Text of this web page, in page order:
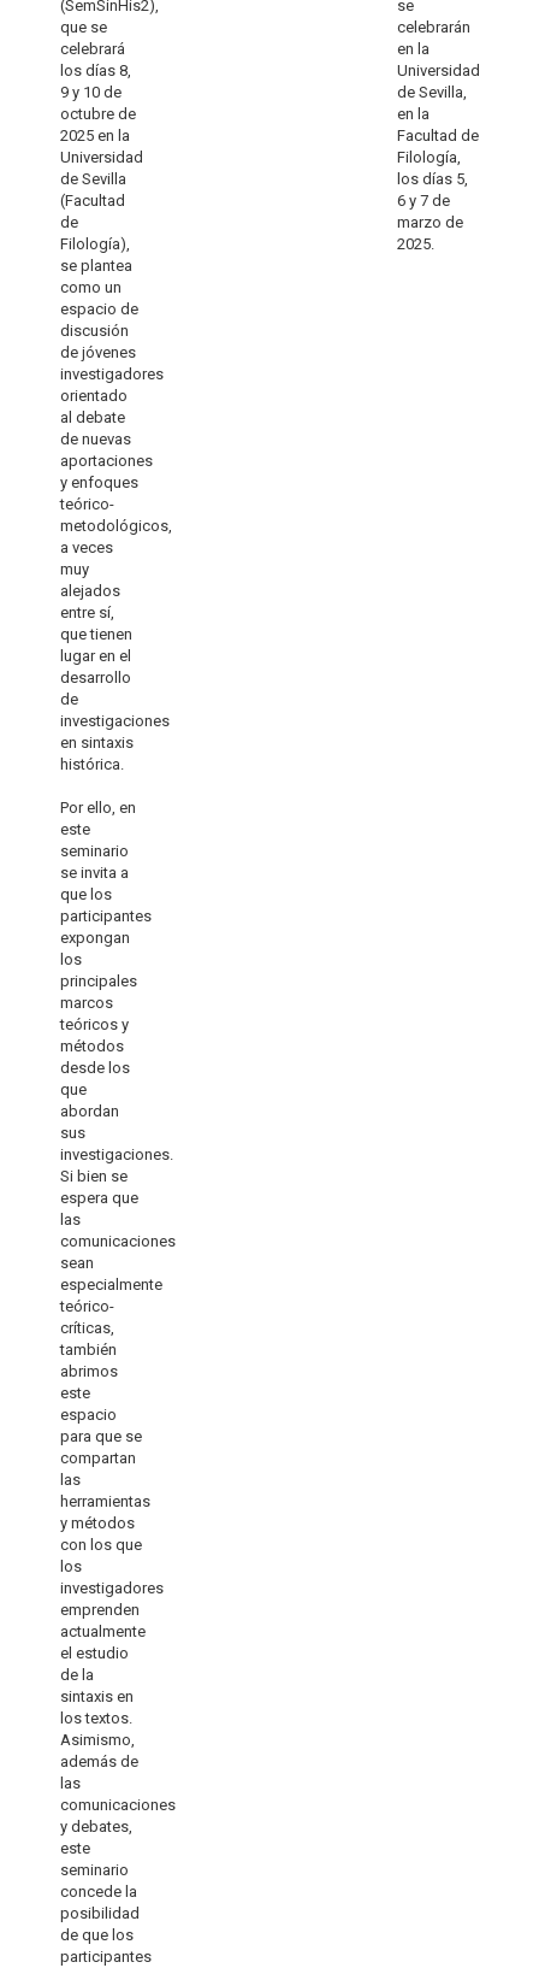
(SemSinHis2),
que se
celebrará
los días 8,
9 y 10 de
octubre de
2025 en la
Universidad
de Sevilla
(Facultad
de
Filología),
se plantea
como un
espacio de
discusión
de jóvenes
investigadores
orientado
al debate
de nuevas
aportaciones
y enfoques
teórico-
metodológicos,
a veces
muy
alejados
entre sí,
que tienen
lugar en el
desarrollo
de
investigaciones
en sintaxis
histórica.
Por ello, en
este
seminario
se invita a
que los
participantes
expongan
los
principales
marcos
teóricos y
métodos
desde los
que
abordan
sus
investigaciones.
Si bien se
espera que
las
comunicaciones
sean
especialmente
teórico-
críticas,
también
abrimos
este
espacio
para que se
compartan
las
herramientas
y métodos
con los que
los
investigadores
emprenden
actualmente
el estudio
de la
sintaxis en
los textos.
Asimismo,
además de
las
comunicaciones
y debates,
este
seminario
concede la
posibilidad
de que los
participantes
se
celebrarán
en la
Universidad
de Sevilla,
en la
Facultad de
Filología,
los días 5,
6 y 7 de
marzo de
2025.